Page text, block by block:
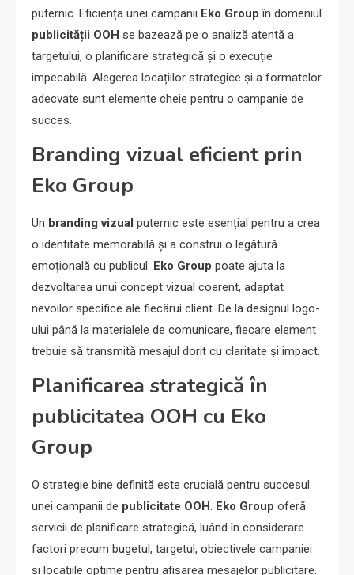
puternic. Eficiența unei campanii Eko Group în domeniul
publicității OOH se bazează pe o analiză atentă a
targetului, o planificare strategică și o execuție
impecabilă. Alegerea locațiilor strategice și a formatelor
adecvate sunt elemente cheie pentru o campanie de
succes.
Branding vizual eficient prin
Eko Group
Un branding vizual puternic este esențial pentru a crea
o identitate memorabilă și a construi o legătură
emoțională cu publicul. Eko Group poate ajuta la
dezvoltarea unui concept vizual coerent, adaptat
nevoilor specifice ale fiecărui client. De la designul logo-
ului până la materialele de comunicare, fiecare element
trebuie să transmită mesajul dorit cu claritate și impact.
Planificarea strategică în
publicitatea OOH cu Eko
Group
O strategie bine definită este crucială pentru succesul
unei campanii de publicitate OOH. Eko Group oferă
servicii de planificare strategică, luând în considerare
factori precum bugetul, targetul, obiectivele campaniei
și locațiile optime pentru afișarea mesajelor publicitare.